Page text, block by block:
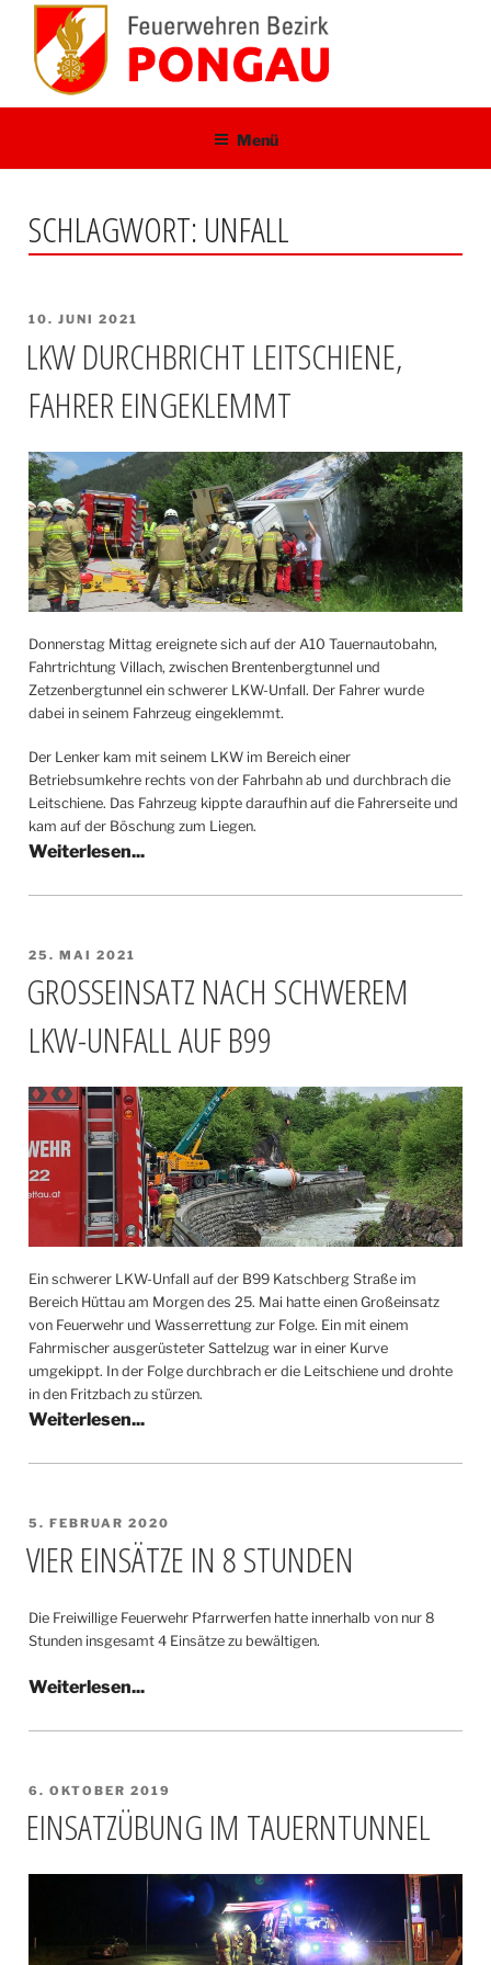
springen
Menü
SCHLAGWORT: UNFALL
VERÖFFENTLICHT
10. JUNI 2021
LKW DURCHBRICHT LEITSCHIENE,
FAHRER EINGEKLEMMT
Donnerstag Mittag ereignete sich auf der A10 Tauernautobahn,
Fahrtrichtung Villach, zwischen Brentenbergtunnel und
Zetzenbergtunnel ein schwerer LKW-Unfall. Der Fahrer wurde
dabei in seinem Fahrzeug eingeklemmt.
Der Lenker kam mit seinem LKW im Bereich einer
Betriebsumkehre rechts von der Fahrbahn ab und durchbrach die
Leitschiene. Das Fahrzeug kippte daraufhin auf die Fahrerseite und
kam auf der Böschung zum Liegen.
VERÖFFENTLICHT
25. MAI 2021
GROSSEINSATZ NACH SCHWEREM L
KW-UNFALL AUF B99
Ein schwerer LKW-Unfall auf der B99 Katschberg Straße im
Bereich Hüttau am Morgen des 25. Mai hatte einen Großeinsatz
von Feuerwehr und Wasserrettung zur Folge. Ein mit einem
Fahrmischer ausgerüsteter Sattelzug war in einer Kurve
umgekippt. In der Folge durchbrach er die Leitschiene und drohte
in den Fritzbach zu stürzen.
VERÖFFENTLICHT
5. FEBRUAR 2020
VIER EINSÄTZE IN 8 STUNDEN
Die Freiwillige Feuerwehr Pfarrwerfen hatte innerhalb von nur 8
Stunden insgesamt 4 Einsätze zu bewältigen.
VERÖFFENTLICHT
6. OKTOBER 2019
EINSATZÜBUNG IM TAUERNTUNNEL